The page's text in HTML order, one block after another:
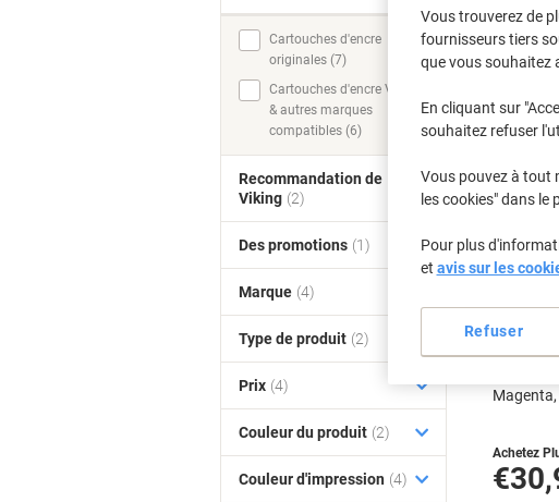
Achetez
Cartouches d'encre
originales (7)
Cartouches d'encre Viking
& autres marques
compatibles (6)
Recommandation de
Viking (2)
Des promotions (1)
Marque (4)
Type de produit (2)
Prix (4)
Couleur du produit (2)
Couleur d'impression (4)
Vous trouverez de
fournisseurs tiers
que vous souhaitez
En cliquant sur
souhaitez refuser
Vous pouvez à tout
les cookies" dans le
Pour plus
et avis sur les
Refuser